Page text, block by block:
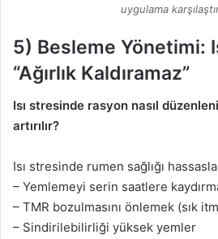
uygulama
5) Besleme Yönetimi:
“Ağırlık Kaldıramaz”
Isı stresinde rasyon nasıl
artırılır?
Isı stresinde rumen sağlığı
– Yemlemeyi serin saatlere
– TMR bozulmasını önlemek (sık
– Sindirilebilirliği yüksek yemler